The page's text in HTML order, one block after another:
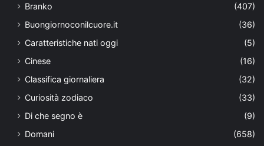
Branko
(407)
Buongiornoconilcuore.it
(36)
Caratteristiche nati oggi
(5)
Cinese
(16)
Classifica giornaliera
(32)
Curiosità zodiaco
(33)
Di che segno è
(9)
Domani
(658)